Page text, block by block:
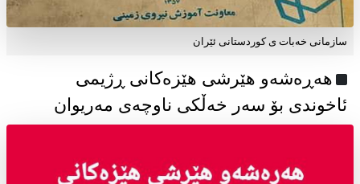
سازمانی خەبات ی كوردستانی ئێران
هەڕەشەو هێرشی هێزەکانی ڕژیمی
ئاخوندی بۆ سەر خەڵکی ناوچەی مەریوان